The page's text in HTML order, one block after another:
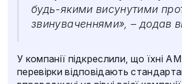
будь-якими висунутими
звинуваченнями», – додав
У компанії підкреслили, що їхні
перевірки відповідають